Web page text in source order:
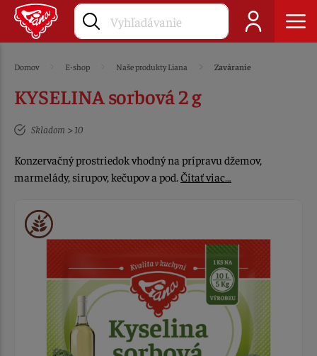
Domov E-shop Naše produkty Liana Zaváranie
KYSELINA sorbová 2 g
Skladom > 10
Konzervačný prostriedok vhodný na prípravu džemov,
marmelády, sirupov, kečupov a pod.Čítať viac…